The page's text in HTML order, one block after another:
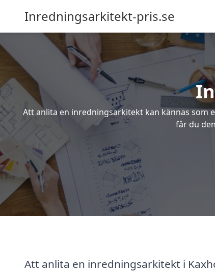
Inredningsarkitekt-pris.se
Att anlita en inredningsarkitekt kan kännas som
får du
Att anlita en inredningsarkitekt i